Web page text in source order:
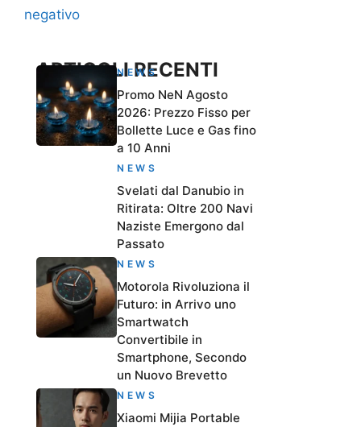
negativo
ARTICOLI RECENTI
NEWS
Promo NeN Agosto
2026: Prezzo Fisso per
Bollette Luce e Gas fino
a 10 Anni
NEWS
Svelati dal Danubio in
Ritirata: Oltre 200 Navi
Naziste Emergono dal
Passato
NEWS
Motorola Rivoluziona il
Futuro: in Arrivo uno
Smartwatch
Convertibile in
Smartphone, Secondo
un Nuovo Brevetto
NEWS
Xiaomi Mijia Portable